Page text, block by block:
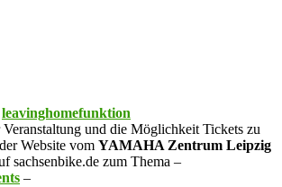
leavinghomefunktion
und die Möglichkeit Tickets zu
Website vom YAMAHA Zentrum Leipzig
sachsenbike.de zum Thema –
–